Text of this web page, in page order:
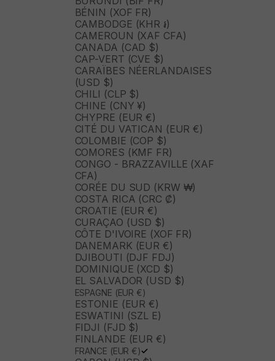
BÉNIN (XOF FR)
CAMBODGE (KHR ៛)
CAMEROUN (XAF CFA)
CANADA (CAD $)
CAP-VERT (CVE $)
CARAÏBES NÉERLANDAISES
(USD $)
CHILI (CLP $)
CHINE (CNY ¥)
CHYPRE (EUR €)
CITÉ DU VATICAN (EUR €)
COLOMBIE (COP $)
COMORES (KMF FR)
CONGO - BRAZZAVILLE (XAF
CFA)
CORÉE DU SUD (KRW ₩)
COSTA RICA (CRC ₡)
CROATIE (EUR €)
CURAÇAO (USD $)
CÔTE D'IVOIRE (XOF FR)
DANEMARK (EUR €)
DJIBOUTI (DJF FDJ)
DOMINIQUE (XCD $)
EL SALVADOR (USD $)
ESPAGNE (EUR €)
ESTONIE (EUR €)
ESWATINI (SZL E)
FIDJI (FJD $)
FINLANDE (EUR €)
FRANCE (EUR €)